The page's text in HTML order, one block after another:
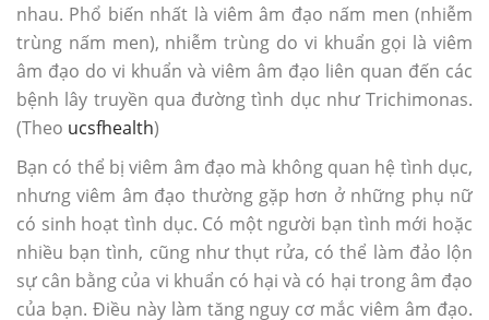
nhau. Phổ biến nhất là viêm âm đạo nấm men (nhiễm
trùng nấm men), nhiễm trùng do vi khuẩn gọi là viêm
âm đạo do vi khuẩn và viêm âm đạo liên quan đến các
bệnh lây truyền qua đường tình dục như Trichimonas.
(Theo ucsfhealth)
Bạn có thể bị viêm âm đạo mà không quan hệ tình dục,
nhưng viêm âm đạo thường gặp hơn ở những phụ nữ
có sinh hoạt tình dục. Có một người bạn tình mới hoặc
nhiều bạn tình, cũng như thụt rửa, có thể làm đảo lộn
sự cân bằng của vi khuẩn có hại và có hại trong âm đạo
của bạn. Điều này làm tăng nguy cơ mắc viêm âm đạo.